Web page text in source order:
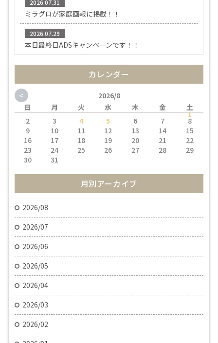
2026.07.31
ミラグロが家庭画報に掲載！！
2026.07.29
本日最終日ADSキャンペーンです！！
カレンダー
<
2026/8
日
月 火 水 木 金 土
1
2 3 4 5 6 7
8
9
10 11 12 13 14
15
16
17 18 19 20 21
22
23
24 25 26 27 28
29
30
31
月別アーカイブ
2026/08
2026/07
2026/06
2026/05
2026/04
2026/03
2026/02